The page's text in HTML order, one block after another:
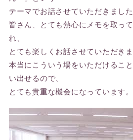
テーマでお話させていただきました
皆さん、とても熱心にメモを取っ
れ、
とても楽しくお話させていただきま
本当にこういう場をいただけるこ
い出せるので、
とても貴重な機会になっています。